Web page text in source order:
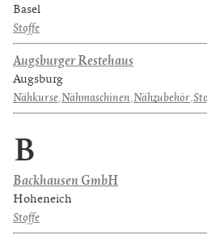
Basel
Stoffe
Augsburger Restehaus
Augsburg
Nähkurse,Nähmaschinen,Nähzubehör,
B
Backhausen GmbH
Hoheneich
Stoffe